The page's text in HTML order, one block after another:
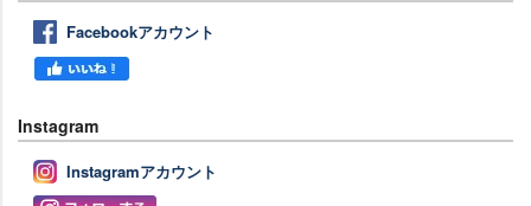
Facebookアカウント
Instagram
Instagramアカウント